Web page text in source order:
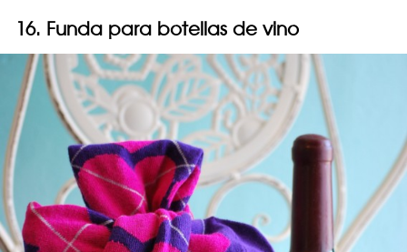
16. Funda para botellas de vino